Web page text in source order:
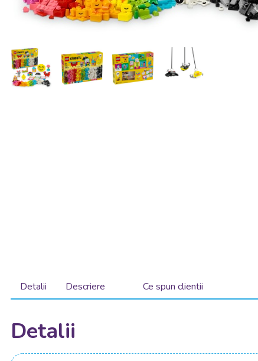
Detalii Descriere Ce spun clientii
Detalii